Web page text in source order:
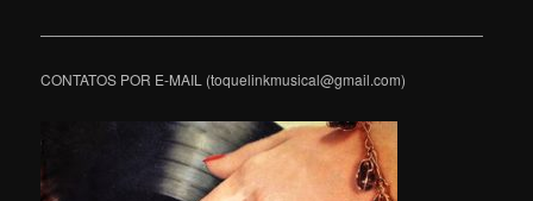
———————————————————————————————
CONTATOS POR E-MAIL (toquelinkmusical@gmail.com)